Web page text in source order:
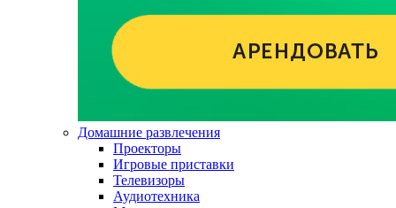
Домашние развлечения
Проекторы
Игровые приставки
Телевизоры
Аудиотехника